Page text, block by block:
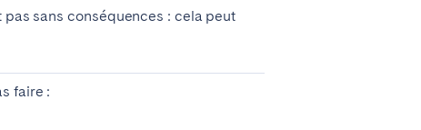
sans conséquences : cela peut
faire :